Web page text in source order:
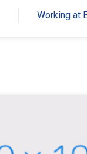
Working at